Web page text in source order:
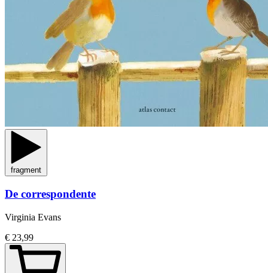
fragment
De correspondente
Virginia Evans
€ 23,99